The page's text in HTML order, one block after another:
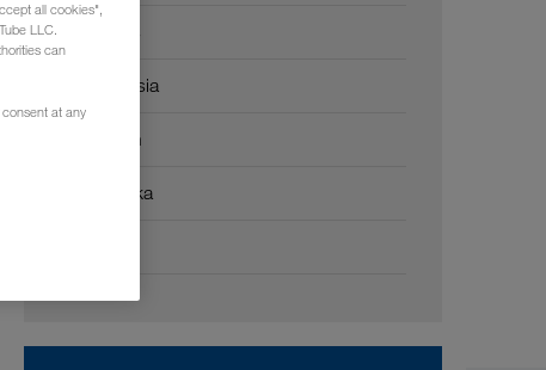
Sentral-Asia
Midtøsten
Nord-Afrika
all cookies",
LLC.
can
at any